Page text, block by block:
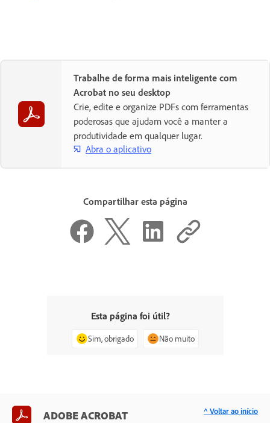
Trabalhe de forma mais inteligente com
Acrobat no seu desktop
Crie, edite e organize PDFs com ferramentas
poderosas que ajudam você a manter a
produtividade em qualquer lugar.
Abra o aplicativo
Compartilhar esta página
Esta página foi útil?
Sim, obrigado Não muito
ADOBE ACROBAT ^ Voltar ao início